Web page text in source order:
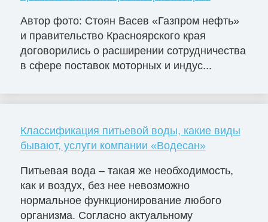
Автор фото: Стоян Васев «Газпром нефть»
и правительство Красноярского края
договорились о расширении сотрудничества
в сфере поставок моторных и индус...
Классификация питьевой воды, какие виды
бывают, услуги компании «Водесан»
Питьевая вода – такая же необходимость,
как и воздух, без нее невозможно
нормальное функционирование любого
организма. Согласно актуальному